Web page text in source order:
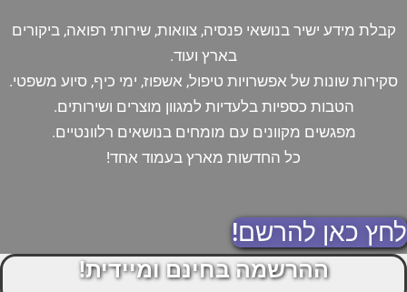
קבלת מידע ישיר בנושאי פנסיה, צוואות, שירותי רפואה, ביקורים
בארץ ועוד.
סקירות שונות של אפשרויות טיפול, אשפוז, ימי כיף, סיוע משפטי.
הטבות כספיות בלעדיות למגוון מוצרים ושירותים.
מפגשים מקוונים עם מומחים בנושאים רלוונטיים.
כל החדשות מארץ בעמוד אחד!
לחץ כאן להרשם!
ההרשמה בחינם ומיידית!